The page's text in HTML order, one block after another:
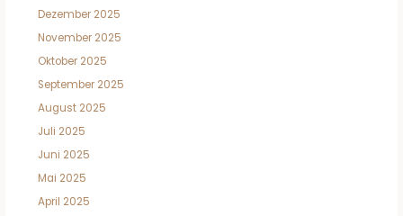
Dezember 2025
November 2025
Oktober 2025
September 2025
August 2025
Juli 2025
Juni 2025
Mai 2025
April 2025